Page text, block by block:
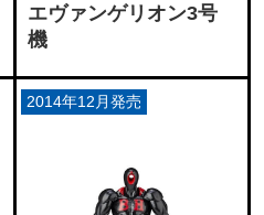
エヴァンゲリオン3号
機
2014年12月発売